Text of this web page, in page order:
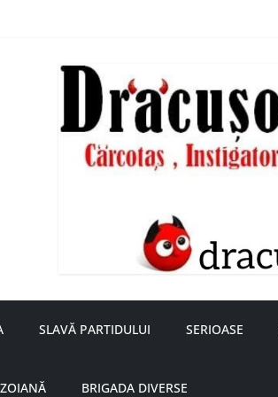
SLAVĂ PARTIDULUI SERIOASE
BRIGADA DIVERSE